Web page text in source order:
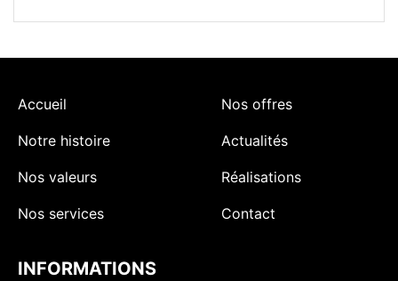
Accueil
Notre histoire
Nos valeurs
Nos services
Nos offres
Actualités
Réalisations
Contact
INFORMATIONS